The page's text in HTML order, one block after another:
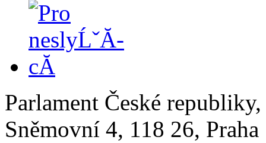
Parlament České
Sněmovní 4, 118 26,